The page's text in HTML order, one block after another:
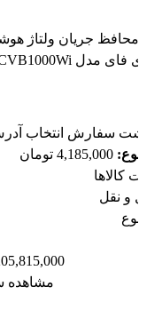
سفارش انتخاب آدرس
4,185,000 تومان
کالاها
و نقل
205,815,000
مشاهده سبد